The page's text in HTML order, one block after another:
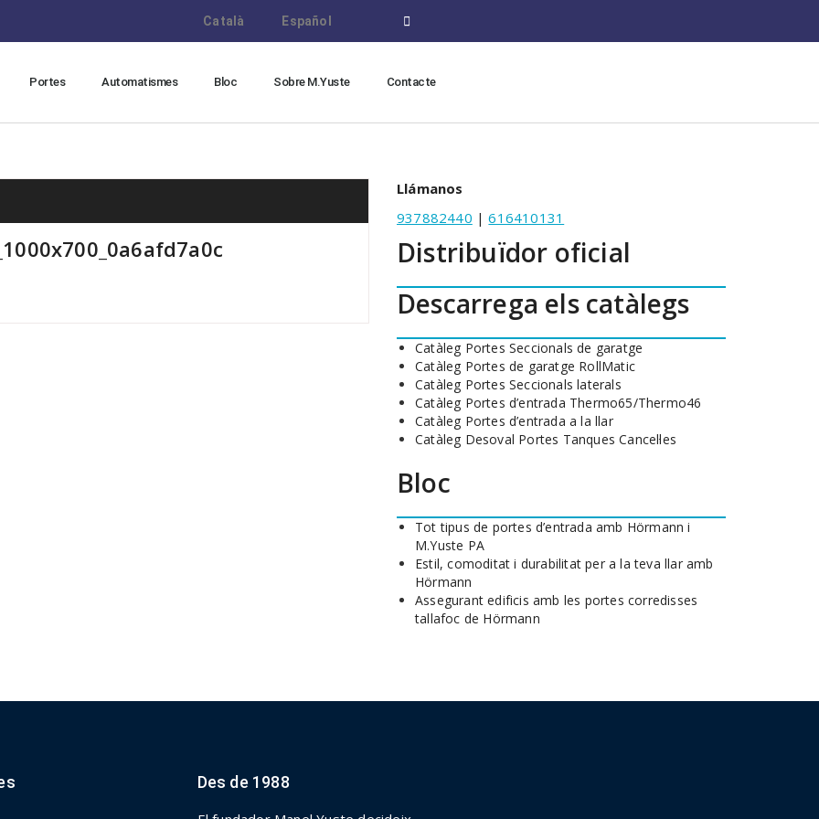
Català Español
Portes Automatismes Bloc Sobre M.Yuste Contacte
Llámanos
937882440 |616410131
Distribuïdor oficial
Descarrega els catàlegs
Catàleg Portes Seccionals de garatge
Catàleg Portes de garatge RollMatic
Catàleg Portes Seccionals laterals
Catàleg Portes d’entrada Thermo65/Thermo46
Catàleg Portes d’entrada a la llar
Catàleg Desoval Portes Tanques Cancel·les
Bloc
Tot tipus de portes d’entrada amb Hörmann i
M.Yuste PA
Estil, comoditat i durabilitat per a la teva llar amb
Hörmann
Assegurant edificis amb les portes corredisses
tallafoc de Hörmann
Des de 1988